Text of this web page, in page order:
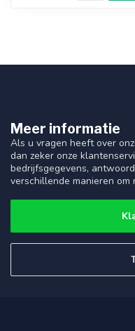
Meer informatie
Als u vragen heeft over
dan zeker onze
bedrijfsgegevens,
verschillende manieren